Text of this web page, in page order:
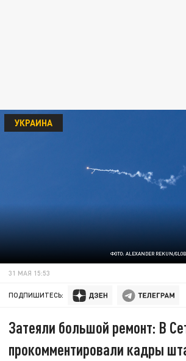
ФОТО: ALEXANDER REKUN/
УКРАИНА
31 МАЯ 15:53
ПОДПИШИТЕСЬ:
Затеяли большой ремонт: В
прокомментировали кадры